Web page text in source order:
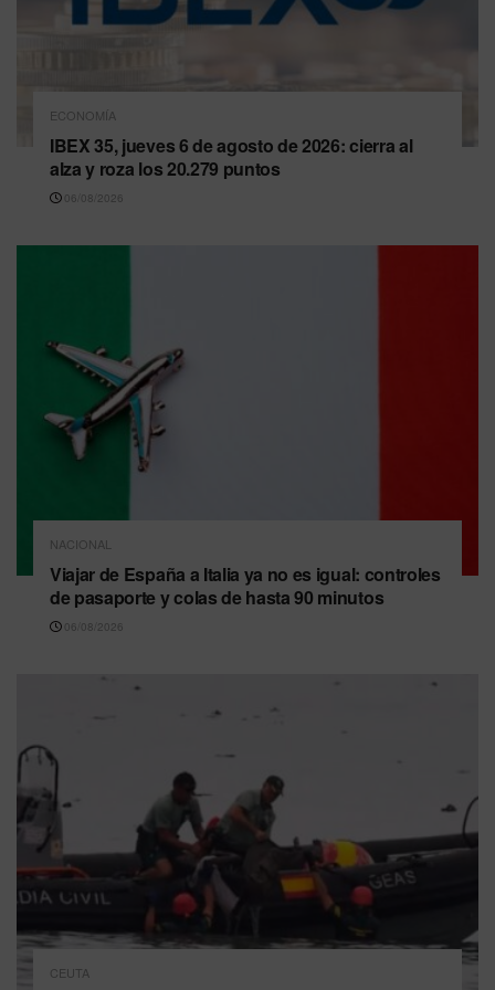
ECONOMÍA
IBEX 35, jueves 6 de agosto de 2026: cierra al
alza y roza los 20.279 puntos
06/08/2026
NACIONAL
Viajar de España a Italia ya no es igual: controles
de pasaporte y colas de hasta 90 minutos
06/08/2026
CEUTA